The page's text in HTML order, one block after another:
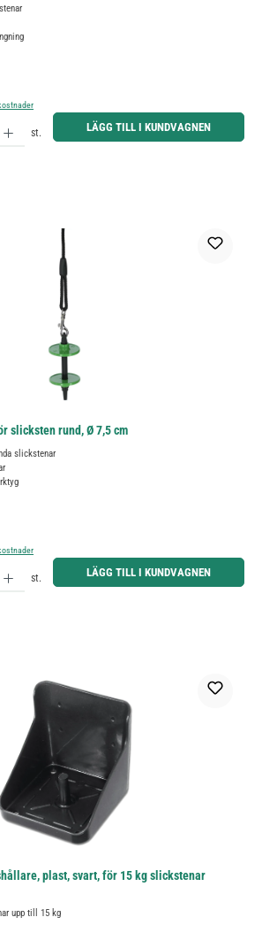
eller använd knapparna för att öka eller minska kvantiteten.
st. LÄGG TILL I KUNDVAGNEN
slicksten rund, Ø 7,5 cm
slickstenar
eller använd knapparna för att öka eller minska kvantiteten.
st. LÄGG TILL I KUNDVAGNEN
plast, svart, för 15 kg slickstenar
upp till 15 kg